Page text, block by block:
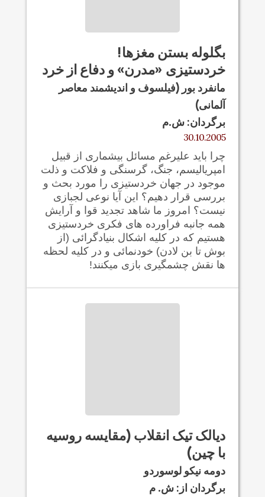
بگلوله بستن مغزها!
خردستیزی «مدرن» و دفاع از خرد
مانفرد بور (فیلسوف و اندیشمند معاصر
آلمانی)
برگردان: ش.م
30.10.2005
چرا باید علیرغم مسائل بیشماری از قبیل
امپریالیسم، جنگ، گرسنگی و فلاکت و ذلت
موجود در جهان خردستیزی را مورد بحث و
بررسی قرار دهیم؟ این آیا نوعی لجبازی
نیست؟ امروز ما شاهد تجدید قوا و آرایش
همه جانبه فراورده های فکری خردستیزی
هستیم که در کلیه اشکال بنیادگرائی (از
بوش تا بن لادن) خودنمائی و در کلیه لحظه
ها نقش چشمگیری بازی میکنند!
دیالک تیک انقلاب (مقایسه روسیه
با چین)
دومه نیکو لوسوردو
برگردان از: ش. م